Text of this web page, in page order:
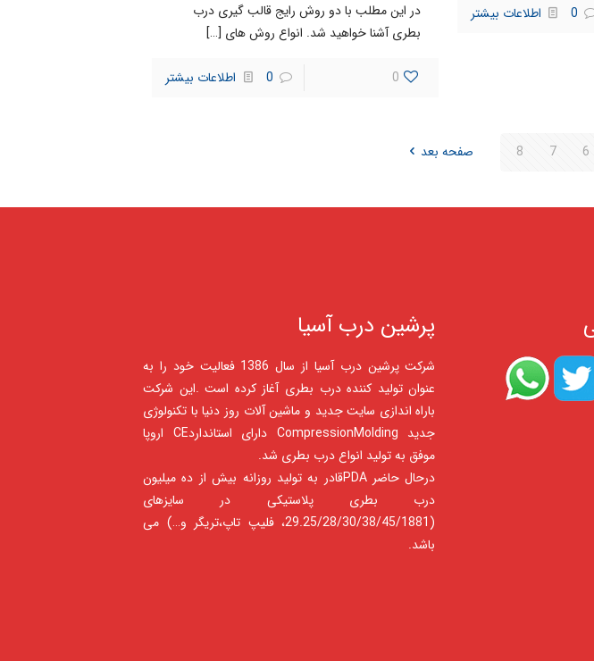
0 اطلاعات بیشتر
در این مطلب با دو روش رایج قالب گیری درب
بطری آشنا خواهید شد. انواع روش های […]
0
0 اطلاعات بیشتر
6
7
8 صفحه بعد
پرشین درب آسیا
شرکت پرشين درب آسيا از سال 1386 فعالیت خود را به
عنوان تولید کننده درب بطری آغاز کرده است .این شرکت
باراه اندازی سایت جدید و ماشین آلات روز دنیا با تکنولوژی
جدید CompressionMolding دارای استانداردCE اروپا
موفق به تولید انواع درب بطری شد.
درحال حاضر PDAقادر به تولید روزانه بیش از ده میلیون
درب بطری پلاستیکی در سایزهای
(29.25/28/30/38/45/1881، فلیپ تاپ،تریگر و…) می
باشد.